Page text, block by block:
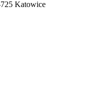
Katowice